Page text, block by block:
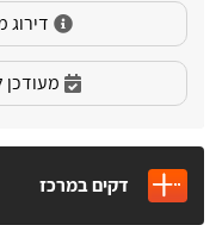
דירוג ממוצע
מעודכן
דקים במרכז